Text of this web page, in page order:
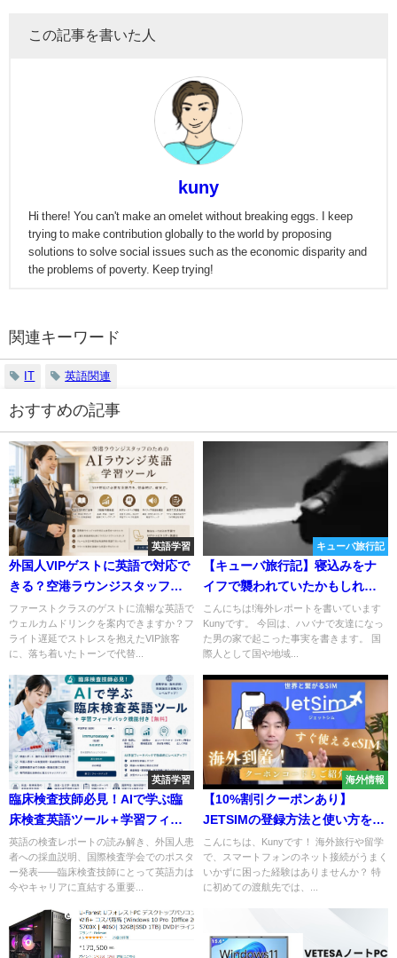
この記事を書いた人
kuny
Hi there! You can't make an omelet without breaking eggs. I keep
trying to make contribution globally to the world by proposing
solutions to solve social issues such as the economic disparity and
the problems of poverty. Keep trying!
関連キーワード
IT 英語関連
おすすめの記事
英語学習
外国人VIPゲストに英語で対応で
きる？空港ラウンジスタッフ向
けAI英語学習ツール
ファーストクラスのゲストに流暢な英語で
ウェルカムドリンクを案内できますか？フ
ライト遅延でストレスを抱えたVIP旅客
に、落ち着いたトーンで代替...
キューバ旅行記
【キューバ旅行記】寝込みをナ
イフで襲われていたかもしれな
い。
こんにちは!海外レポートを書いています
Kunyです。 今回は、ハバナで友達になっ
た男の家で起こった事実を書きます。 国
際人として国や地域...
英語学習
臨床検査技師必見！AIで学ぶ臨
床検査英語ツール＋学習フィー
ドバック機能付き【無料】
英語の検査レポートの読み解き、外国人患
者への採血説明、国際検査学会でのポスタ
ー発表——臨床検査技師にとって英語力は
今やキャリアに直結する重要...
海外情報
【10%割引クーポンあり】
JETSIMの登録方法と使い方を徹
底解説！海外到着後すぐネット
接続OK！
こんにちは、Kunyです！ 海外旅行や留学
で、スマートフォンのネット接続がうまく
いかずに困った経験はありませんか？ 特
に初めての渡航先では、...